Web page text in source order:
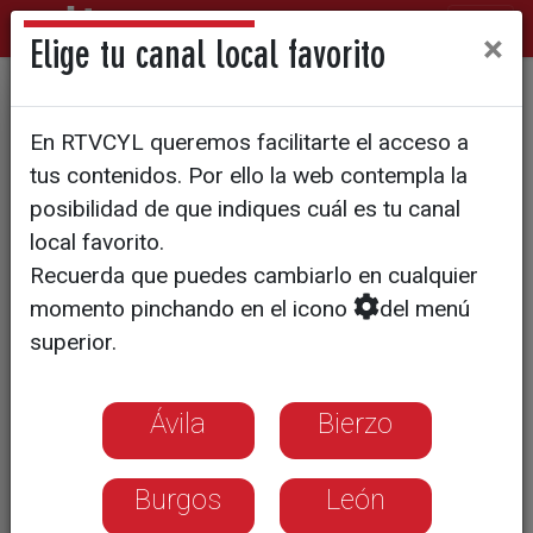
El Centro Hispano Japonés
homenajea a Mako Artigas
Elige tu canal local favorito ×
En RTVCYL queremos facilitarte el acceso a
tus contenidos. Por ello la web contempla la
posibilidad de que indiques cuál es tu canal
local favorito.
Recuerda que puedes cambiarlo en cualquier
momento pinchando en el icono
del menú
superior.
Ávila Bierzo
Burgos León